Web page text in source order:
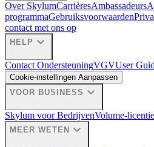
Over SkylumCarrièresAmbassadeurs
programmaGebruiksvoorwaarden
contact met ons op
HELP expand_more
Contact OndersteuningVGVUser
Cookie-instellingen Aanpassen
VOOR BUSINESS expand_more
Skylum voor BedrijvenVolume-
MEER WETEN expand_more